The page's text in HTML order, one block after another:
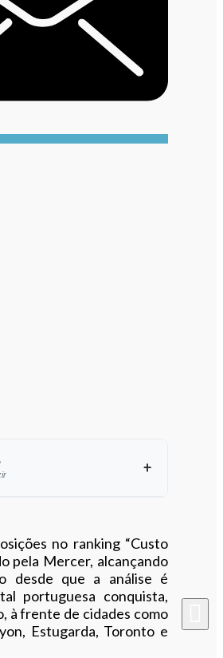
no ranking “Custo
pela Mercer, alcançando
desde que a análise é
portuguesa conquista,
à frente de cidades como
Estugarda, Toronto e